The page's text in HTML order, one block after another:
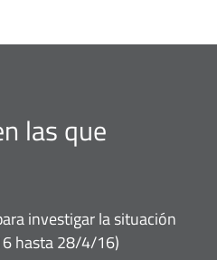
las que
investigar la situación
hasta 28/4/16)